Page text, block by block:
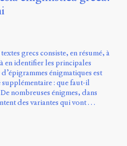
grecs consiste, en résumé, à
en identifier les principales
énigmatiques est
: que faut-il
nombreuses énigmes, dans
des variantes qui vont …